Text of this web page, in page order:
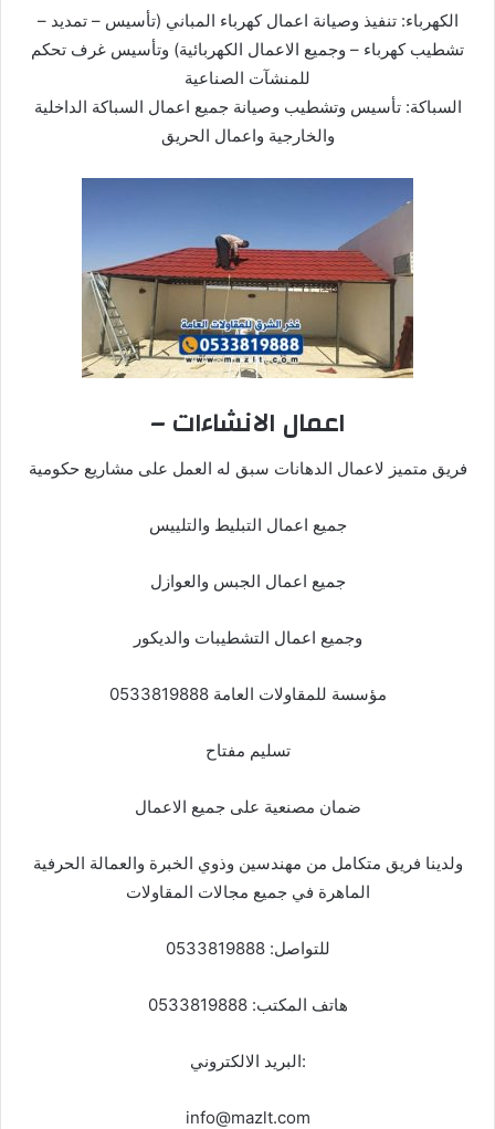
الكهرباء: تنفيذ وصيانة اعمال كهرباء المباني (تأسيس – تمديد –
تشطيب كهرباء – وجميع الاعمال الكهربائية) وتأسيس غرف تحكم
للمنشآت الصناعية
السباكة: تأسيس وتشطيب وصيانة جميع اعمال السباكة الداخلية
والخارجية واعمال الحريق
– اعمال الانشاءات
فريق متميز لاعمال الدهانات سبق له العمل على مشاريع حكومية
جميع اعمال التبليط والتلييس
جميع اعمال الجبس والعوازل
وجميع اعمال التشطيبات والديكور
مؤسسة للمقاولات العامة 0533819888
تسليم مفتاح
ضمان مصنعية على جميع الاعمال
ولدينا فريق متكامل من مهندسين وذوي الخبرة والعمالة الحرفية
الماهرة في جميع مجالات المقاولات
للتواصل: 0533819888
هاتف المكتب: 0533819888
البريد الالكتروني:
info@mazlt.com